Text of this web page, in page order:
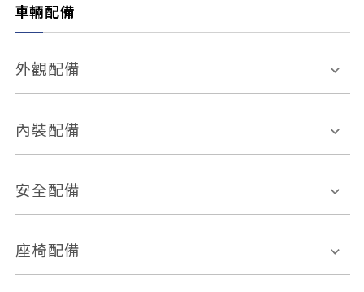
車輛配備
外觀配備
電動天窗
後視鏡方向指示燈
內裝配備
多功能方向盤
恆溫空調
安全配備
前座正面氣囊
座椅配備